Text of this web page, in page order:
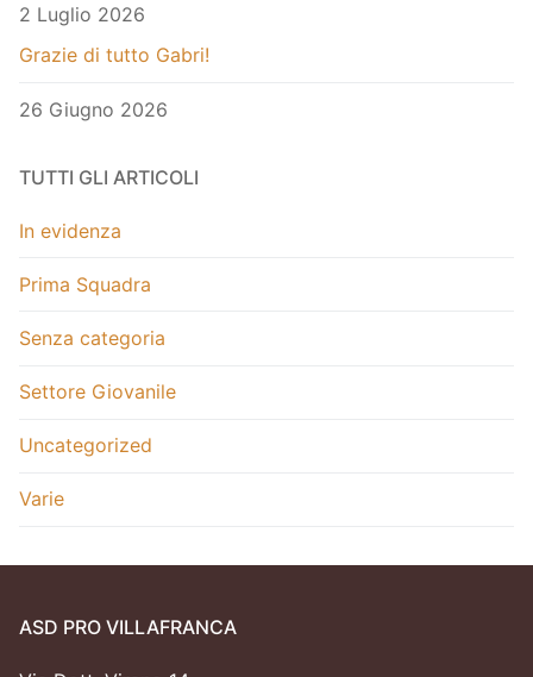
2 Luglio 2026
Grazie di tutto Gabri!
26 Giugno 2026
TUTTI GLI ARTICOLI
In evidenza
Prima Squadra
Senza categoria
Settore Giovanile
Uncategorized
Varie
ASD PRO VILLAFRANCA